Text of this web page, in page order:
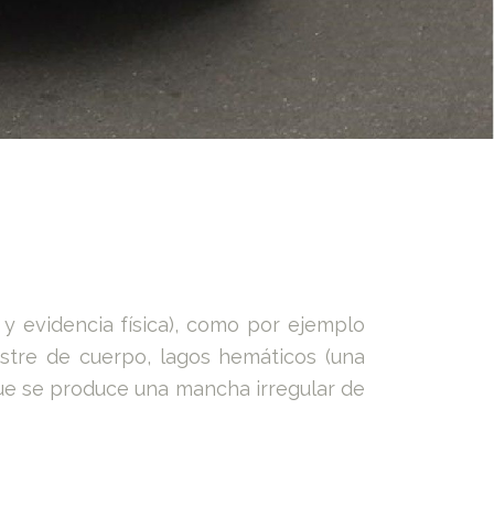
evidencia física), como por ejemplo
de cuerpo, lagos hemáticos (una
se produce una mancha irregular de